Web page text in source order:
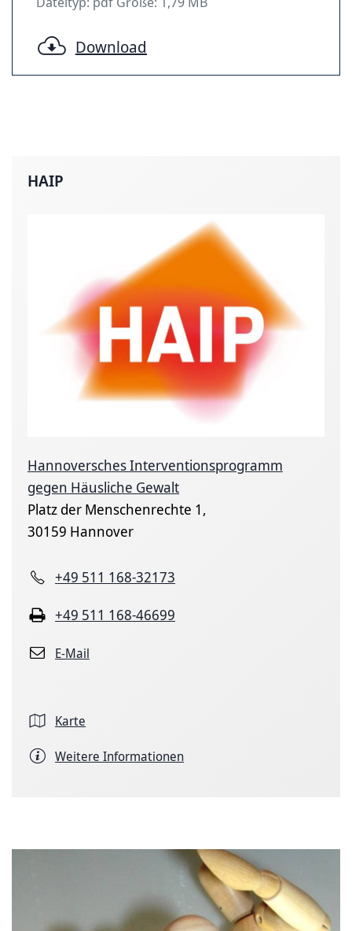
Download
HAIP
Hannoversches Interventionsprogramm
gegen Häusliche Gewalt
Platz der Menschenrechte 1,
30159 Hannover
+49 511 168-32173
+49 511 168-46699
E-Mail
Karte
Weitere Informationen